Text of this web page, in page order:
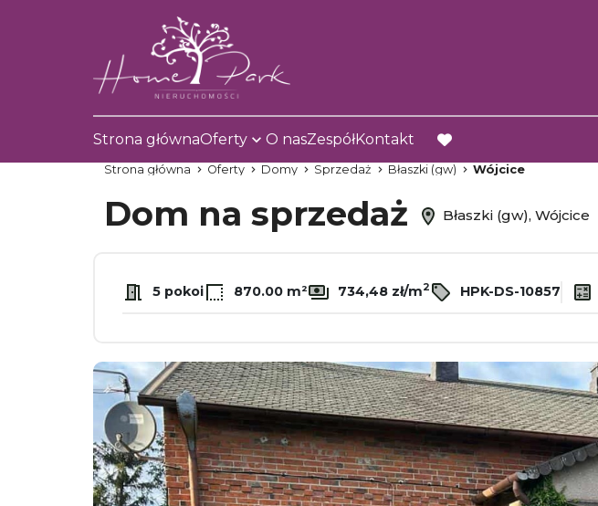
Strona głównaOferty O nasZespółKontakt
favorite
Strona główna Oferty Domy Sprzedaż Błaszki (gw) Wójcice
Dom na sprzedaż Błaszki (gw), Wójcice
5 pokoi 870.00 m² 734,48 zł/m2 HPK-DS-10857